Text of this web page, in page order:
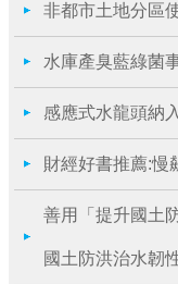
非都市土地分區
水庫產臭藍綠菌
感應式水龍頭納
財經好書推薦:慢
善用「提升國土
國土防洪治水韌